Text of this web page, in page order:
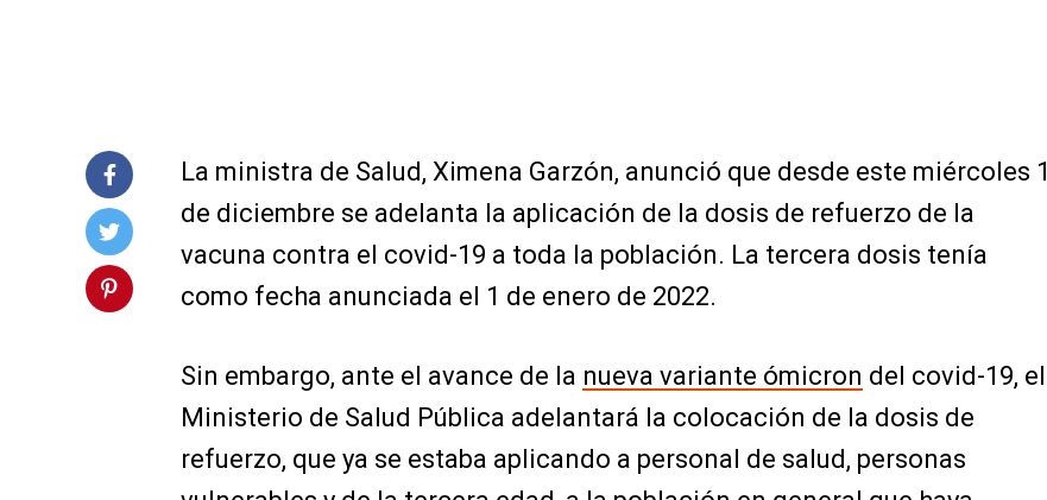
La ministra de Salud, Ximena Garzón, anunció que desde este miércoles 1
de diciembre se adelanta la aplicación de la dosis de refuerzo de la
vacuna contra el covid-19 a toda la población. La tercera dosis tenía
como fecha anunciada el 1 de enero de 2022.
Sin embargo, ante el avance de la nueva variante ómicron del covid-19, el
Ministerio de Salud Pública adelantará la colocación de la dosis de
refuerzo, que ya se estaba aplicando a personal de salud, personas